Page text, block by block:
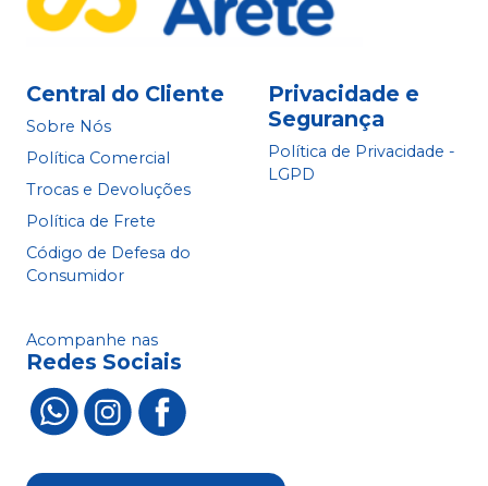
Central do Cliente
Sobre Nós
Política Comercial
Trocas e Devoluções
Política de Frete
Código de Defesa do
Consumidor
Privacidade e
Segurança
Política de Privacidade -
LGPD
Acompanhe nas
Redes Sociais